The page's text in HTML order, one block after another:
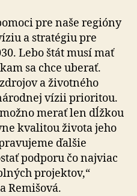
pre naše regióny
a stratégiu pre
Lebo štát musí mať
sa chce uberať.
a životného
vízii prioritou.
merať len dĺžkou
kvalitou života jeho
ďalšie
podporu čo najviac
projektov,“
Remišová.